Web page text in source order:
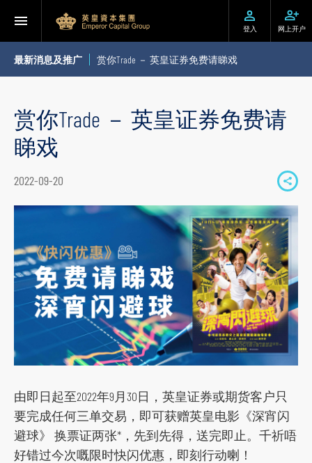
登入 网上开户
最新消息及推广 赏你Trade － 英皇证券免费请睇戏
赏你Trade － 英皇证券免费请
睇戏
2022-09-20
S
h
a
r
e
t
o
c
l
m
由即日起至2022年9月30日，英皇证券或期货客户只
要完成任何三单交易，即可获赠英皇电影《深宵闪
避球》 换票证两张*，先到先得，送完即止。千祈唔
好错过今次嘅限时快闪优惠，即刻行动喇！